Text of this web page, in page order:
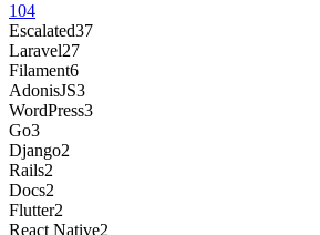
104
Escalated37
Laravel27
Filament6
AdonisJS3
WordPress3
Go3
Django2
Rails2
Docs2
Flutter2
React Native2